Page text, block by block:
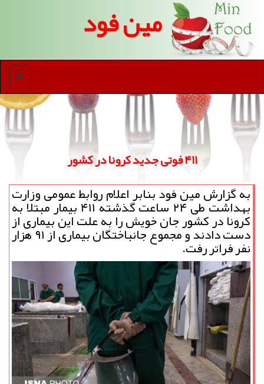
مین فود
منو
۴۱۱ فوتی جدید کرونا در کشور
به گزارش مین فود بنابر اعلام روابط عمومی وزارت
بهداشت طی ۲۴ ساعت گذشته ۴۱۱ بیمار مبتلا به
کرونا در کشور جان خویش را به علت این بیماری از
دست دادند و مجموع جانباختگان بیماری از ۹۱ هزار
نفر فراتر رفت.